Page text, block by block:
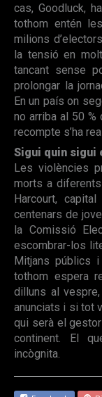
cas, Goodluck,
tothom entén
milions
la tensió en
tancant sense
prolongar la
En un país on
no arriba al 50
recompte s’ha
Sigui quin sigui
Les violències
morts a
Harcourt,
centenars de
la Comissió
escombrar-los
Mitjans públics
tothom espera
dilluns al
anunciats i si tot
qui serà el
continent. El
incògnita.